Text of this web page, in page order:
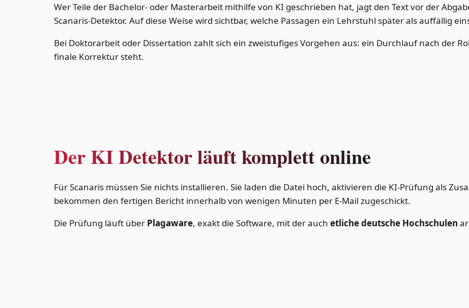
Wer Teile der Bachelor- oder Masterarbeit mithilfe von KI geschrieben hat, jagt den Text vor der
Scanaris-Detektor. Auf diese Weise wird sichtbar, welche Passagen ein Lehrstuhl später als auffällig
Bei Doktorarbeit oder Dissertation zahlt sich ein zweistufiges Vorgehen aus: ein Durchlauf nach der
finale Korrektur steht.
Der KI Detektor läuft komplett online
Für Scanaris müssen Sie nichts installieren. Sie laden die Datei hoch, aktivieren die KI-Prüfung als
bekommen den fertigen Bericht innerhalb von wenigen Minuten per E-Mail zugeschickt.
Die Prüfung läuft über Plagaware, exakt die Software, mit der auch etliche deutsche Hochschulen